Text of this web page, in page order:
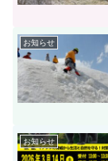
お知らせ
お知らせ